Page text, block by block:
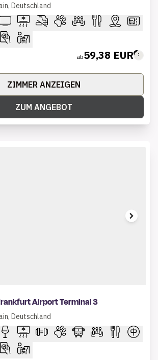
Deutschland
ab59,38 EUR
ZIMMER ANZEIGEN
ZUM ANGEBOT
Airport Terminal 3
Deutschland